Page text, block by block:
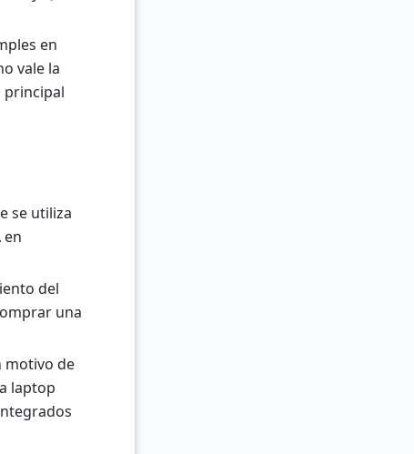
en
vale la
principal
se utiliza
en
del
una
motivo de
laptop